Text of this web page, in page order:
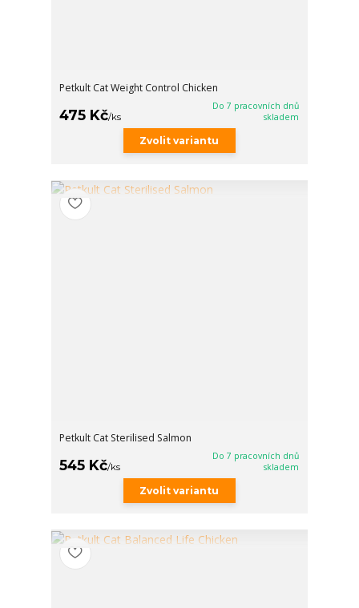
Petkult Cat Weight Control Chicken
475 Kč/ks
Do 7 pracovních dnů
skladem
Zvolit variantu
Petkult Cat Sterilised Salmon
545 Kč/ks
Do 7 pracovních dnů
skladem
Zvolit variantu